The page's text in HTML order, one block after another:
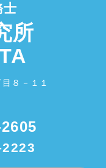
士
所
８－１１